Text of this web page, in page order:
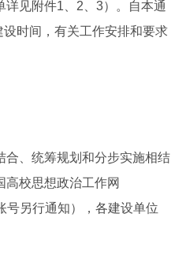
见附件1、2、3）。自本通
时间，有关工作安排和要求
、统筹规划和分步实施相结
校思想政治工作网
号另行通知），各建设单位